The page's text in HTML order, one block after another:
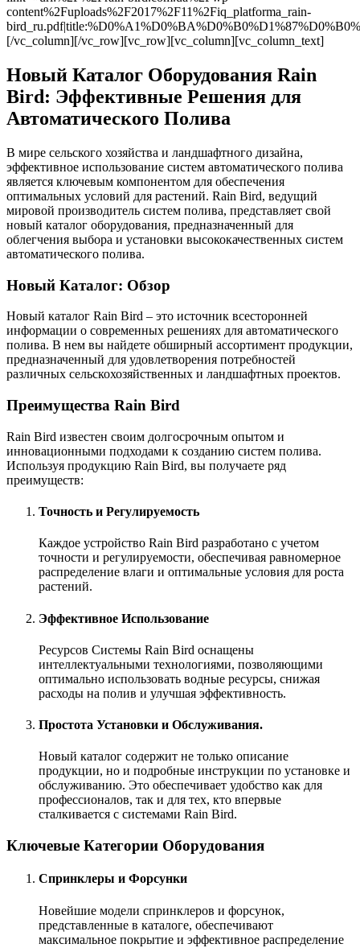
content%2Fuploads%2F2017%2F11%2Fiq_platforma_rain-
[/vc_column][/vc_row][vc_row][vc_column][vc_column_text]
Новый Каталог Оборудования Rain
Bird: Эффективные Решения для
Автоматического Полива
В мире сельского хозяйства и ландшафтного дизайна,
эффективное использование систем автоматического полива
является ключевым компонентом для обеспечения
оптимальных условий для растений. Rain Bird, ведущий
мировой производитель систем полива, представляет свой
новый каталог оборудования, предназначенный для
облегчения выбора и установки высококачественных систем
автоматического полива.
Новый Каталог: Обзор
Новый каталог Rain Bird – это источник всесторонней
информации о современных решениях для автоматического
полива. В нем вы найдете обширный ассортимент продукции,
предназначенный для удовлетворения потребностей
различных сельскохозяйственных и ландшафтных проектов.
Преимущества Rain Bird
Rain Bird известен своим долгосрочным опытом и
инновационными подходами к созданию систем полива.
Используя продукцию Rain Bird, вы получаете ряд
преимуществ:
Точность и Регулируемость
Каждое устройство Rain Bird разработано с учетом
точности и регулируемости, обеспечивая равномерное
распределение влаги и оптимальные условия для роста
растений.
Эффективное Использование
Ресурсов Системы Rain Bird оснащены
интеллектуальными технологиями, позволяющими
оптимально использовать водные ресурсы, снижая
расходы на полив и улучшая эффективность.
Простота Установки и Обслуживания.
Новый каталог содержит не только описание
продукции, но и подробные инструкции по установке и
обслуживанию. Это обеспечивает удобство как для
профессионалов, так и для тех, кто впервые
сталкивается с системами Rain Bird.
Ключевые Категории Оборудования
Спринклеры и Форсунки
Новейшие модели спринклеров и форсунок,
представленные в каталоге, обеспечивают
максимальное покрытие и эффективное распределение